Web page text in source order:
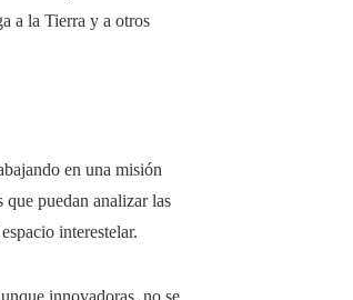
a la Tierra y a otros
en una misión
puedan analizar las
interestelar.
innovadoras, no se